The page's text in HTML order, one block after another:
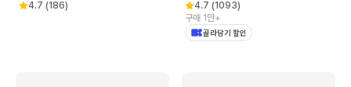
4.7 (186) 4.7 (1093)
구매 1만+
골라담기 할인